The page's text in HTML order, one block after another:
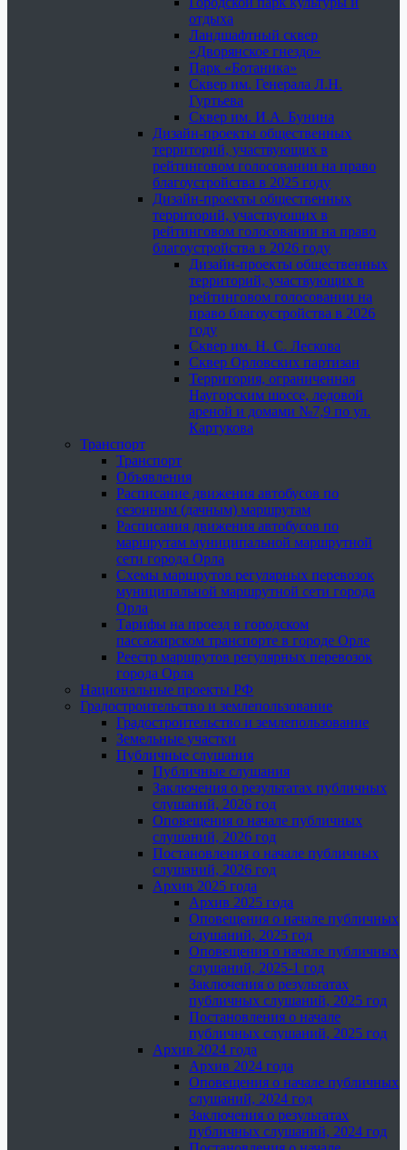
отдыха
Ландшафтный сквер
«Дворянское гнездо»
Парк «Ботаника»
Сквер им. Генерала Л.Н.
Гуртьева
Сквер им. И.А. Бунина
Дизайн-проекты общественных
территорий, участвующих в
рейтинговом голосовании на право
благоустройства в 2025 году
Дизайн-проекты общественных
территорий, участвующих в
рейтинговом голосовании на право
благоустройства в 2026 году
Дизайн-проекты общественных
территорий, участвующих в
рейтинговом голосовании на
право благоустройства в 2026
году
Сквер им. Н. С. Лескова
Сквер Орловских партизан
Территория, ограниченная
Наугорским шоссе, ледовой
ареной и домами №7,9 по ул.
Картукова
Транспорт
Транспорт
Объявления
Расписание движения автобусов по
сезонным (дачным) маршрутам
Расписания движения автобусов по
маршрутам муниципальной маршрутной
сети города Орла
Схемы маршрутов регулярных перевозок
муниципальной маршрутной сети города
Орла
Тарифы на проезд в городском
пассажирском транспорте в городе Орле
Реестр маршрутов регулярных перевозок
города Орла
Национальные проекты РФ
Градостроительство и землепользование
Градостроительство и землепользование
Земельные участки
Публичные слушания
Публичные слушания
Заключения о результатах публичных
слушаний, 2026 год
Оповещения о начале публичных
слушаний, 2026 год
Постановления о начале публичных
слушаний, 2026 год
Архив 2025 года
Архив 2025 года
Оповещения о начале публичных
слушаний, 2025 год
Оповещения о начале публичных
слушаний, 2025-1 год
Заключения о результатах
публичных слушаний, 2025 год
Постановления о начале
публичных слушаний, 2025 год
Архив 2024 года
Архив 2024 года
Оповещения о начале публичных
слушаний, 2024 год
Заключения о результатах
публичных слушаний, 2024 год